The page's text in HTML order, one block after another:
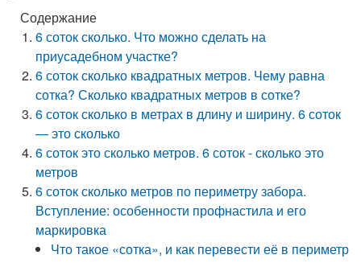
Содержание
6 соток сколько. Что можно сделать на
приусадебном участке?
6 соток сколько квадратных метров. Чему равна
сотка? Сколько квадратных метров в сотке?
6 соток сколько в метрах в длину и ширину. 6 соток
— это сколько
6 соток это сколько метров. 6 соток - сколько это
метров
6 соток сколько метров по периметру забора.
Вступление: особенности профнастила и его
маркировка
Что такое «сотка», и как перевести её в периметр